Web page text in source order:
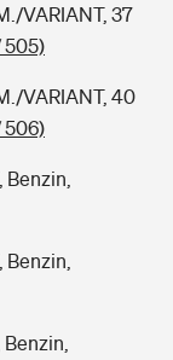
VARIANT, 37
505)
VARIANT, 40
506)
Benzin,
Benzin,